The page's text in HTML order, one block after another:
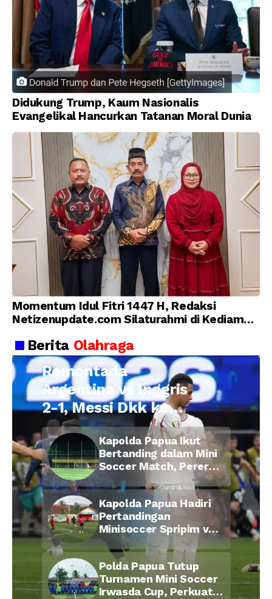
Didukung Trump, Kaum Nasionalis
Evangelikal Hancurkan Tatanan Moral Dunia
Momentum Idul Fitri 1447 H, Redaksi
Netizenupdate.com Silaturahmi di Kediaman
Berita Olahraga
Remontada
Argentina vs Inggris
2-1, Messi Dkk ke
Final Piala Dunia
2026
Kapolda Papua Ikut
Bertanding dalam Mini
Soccer Match, Pererat
Kebersamaan Personel
di Bulan Ramadan
Kapolda Papua Hadiri
Pertandingan
Minisoccer Spripim vs
Bid Propam, Pererat
Soliditas dan
Kebersamaan Personel
Polda Papua Tutup
Turnamen Mini Soccer
Irwasda Cup, Perkuat